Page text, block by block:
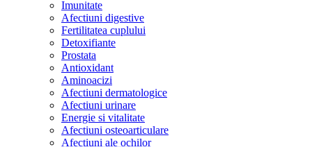
Imunitate
Afectiuni digestive
Fertilitatea cuplului
Detoxifiante
Prostata
Antioxidant
Aminoacizi
Afectiuni dermatologice
Afectiuni urinare
Energie si vitalitate
Afectiuni osteoarticulare
Afectiuni ale ochilor